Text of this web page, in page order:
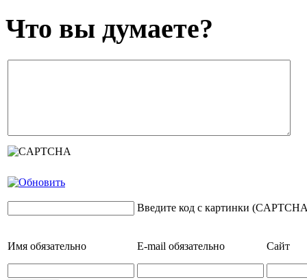
Что вы думаете?
Введите код с картинки
Имя обязательно E-mail обязательно Сайт